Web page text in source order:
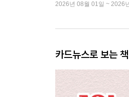
2026년 08월 01일 ~ 2026
카드뉴스로 보는 책